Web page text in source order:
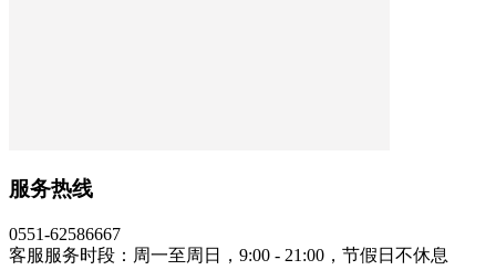
服务热线
0551-62586667
客服服务时段：周一至周日，9:00 - 21:00，节假日不休息